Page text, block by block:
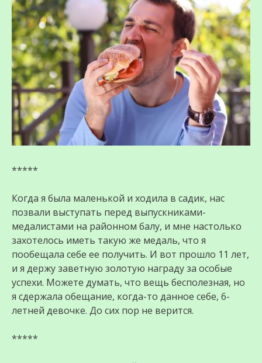
*****
Когда я была маленькой и ходила в садик, нас
позвали выступать перед выпускниками-
медалистами на районном балу, и мне настолько
захотелось иметь такую же медаль, что я
пообещала себе ее получить. И вот прошло 11 лет,
и я держу заветную золотую награду за особые
успехи. Можете думать, что вещь бесполезная, но
я сдержала обещание, когда-то данное себе, 6-
летней девочке. До сих пор не верится.
*****